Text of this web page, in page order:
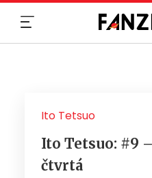
Ito Tetsuo
Ito Tetsuo: #9
čtvrtá